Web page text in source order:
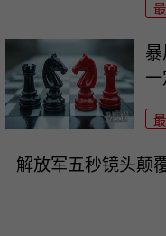
解放军五秒镜头颠